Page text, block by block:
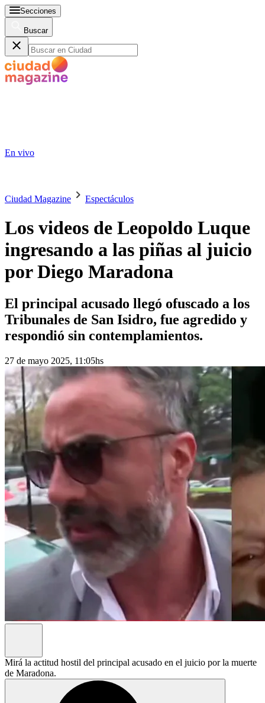
Secciones
Buscar
En vivo
Ciudad Magazine Espectáculos
Los videos de Leopoldo Luque
ingresando a las piñas al juicio
por Diego Maradona
El principal acusado llegó ofuscado a los
Tribunales de San Isidro, fue agredido y
respondió sin contemplamientos.
27 de mayo 2025, 11:05hs
Mirá la actitud hostil del principal acusado en el juicio por la muerte
de Maradona.